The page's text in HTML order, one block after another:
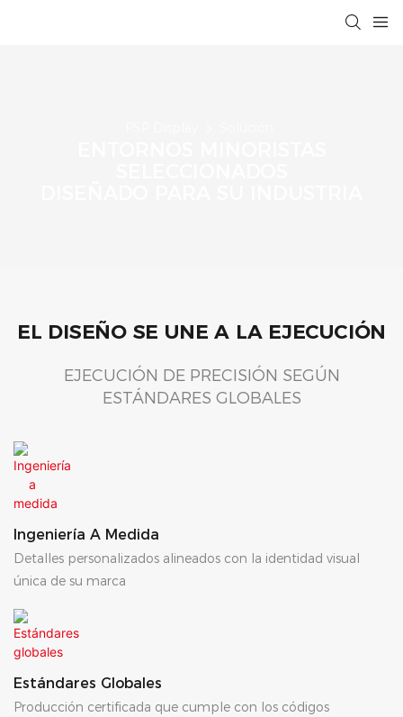
EL DISEÑO SE UNE A LA EJECUCIÓN
EJECUCIÓN DE PRECISIÓN SEGÚN
ESTÁNDARES GLOBALES
Ingeniería A Medida
Detalles personalizados alineados con la identidad visual
única de su marca
Estándares Globales
Producción certificada que cumple con los códigos